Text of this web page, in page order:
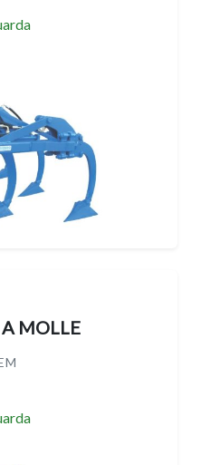
A MOLLE